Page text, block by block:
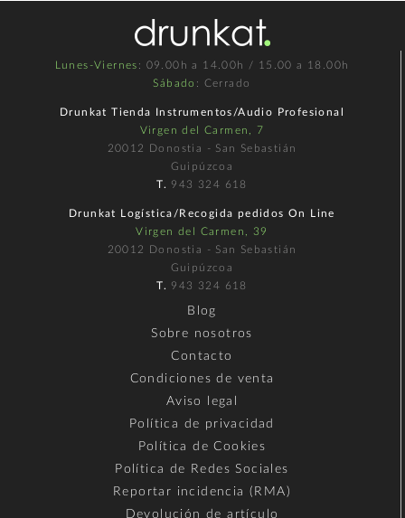
Lunes-Viernes : 09.00h a 14.00h / 15.00 a 18.00h
Sábado : Cerrado
Drunkat Tienda Instrumentos/Audio Profesional
Virgen del Carmen, 7
20012 Donostia - San Sebastián
Guipúzcoa
T. 943 324 618
Drunkat Logística/Recogida pedidos On Line
Virgen del Carmen, 39
20012 Donostia - San Sebastián
Guipúzcoa
T. 943 324 618
Blog
Sobre nosotros
Contacto
Condiciones de venta
Aviso legal
Política de privacidad
Política de Cookies
Política de Redes Sociales
Reportar incidencia (RMA)
Devolución de artículo